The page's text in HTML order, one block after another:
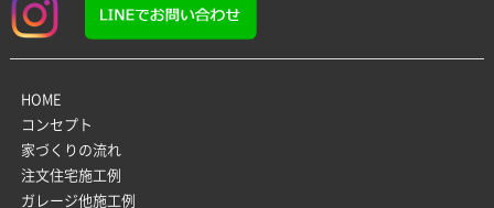
HOME
コンセプト
家づくりの流れ
注文住宅施工例
ガレージ他施工例